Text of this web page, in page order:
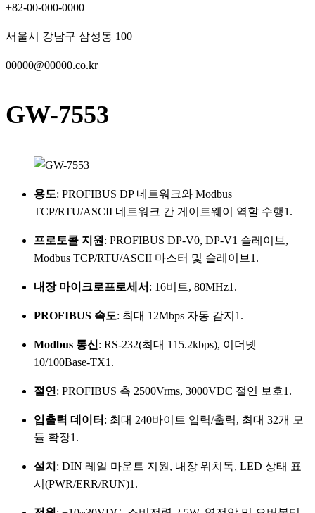
+82-00-000-0000
서울시 강남구 삼성동 100
00000@00000.co.kr
GW-7553
용도: PROFIBUS DP 네트워크와 Modbus
TCP/RTU/ASCII 네트워크 간 게이트웨이 역할 수행1 .
프로토콜 지원 : PROFIBUS DP-V0, DP-V1 슬레이브,
Modbus TCP/RTU/ASCII 마스터 및 슬레이브 1 .
내장 마이크로프로세서 : 16비트, 80MHz1 .
PROFIBUS 속도: 최대 12Mbps 자동 감지 1 .
Modbus 통신: RS-232(최대 115.2kbps), 이더넷
10/100Base-TX1 .
절연 : PROFIBUS 측 2500Vrms, 3000VDC 절연 보호1 .
입출력 데이터 : 최대 240바이트 입력/출력, 최대 32개 모
듈 확장1 .
설치 : DIN 레일 마운트 지원, 내장 워치독, LED 상태 표
시(PWR/ERR/RUN)1 .